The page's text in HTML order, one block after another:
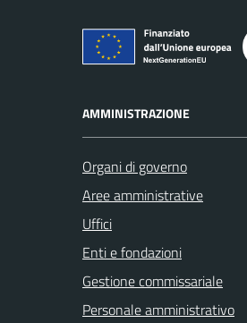
AMMINISTRAZIONE
Organi di governo
Aree amministrative
Uffici
Enti e fondazioni
Gestione commissariale
Personale amministrativo